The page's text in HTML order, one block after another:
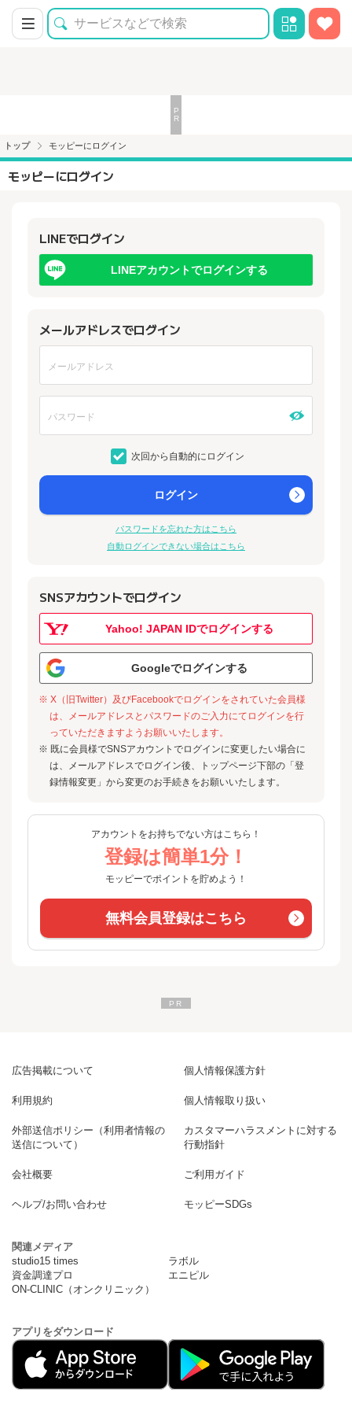
トップ モッピーにログイン
モッピーにログイン
LINEでログイン
LINEアカウントでログインする
メールアドレスでログイン
次回から自動的にログイン
ログイン
パスワードを忘れた方はこちら
自動ログインできない場合はこちら
SNSアカウントでログイン
Yahoo! JAPAN IDでログインする
Googleでログインする
※ X（旧Twitter）及びFacebookでログインをされていた会員様
は、メールアドレスとパスワードのご入力にてログインを行
っていただきますようお願いいたします。
※ 既に会員様でSNSアカウントでログインに変更したい場合に
は、メールアドレスでログイン後、トップページ下部の「登
録情報変更」から変更のお手続きをお願いいたします。
アカウントをお持ちでない方はこちら！
登録は簡単1分！
モッピーでポイントを貯めよう！
無料会員登録はこちら
広告掲載について 個人情報保護方針
利用規約 個人情報取り扱い
外部送信ポリシー（利用者情報の
送信について）
カスタマーハラスメントに対する
行動指針
会社概要 ご利用ガイド
ヘルプ/お問い合わせ モッピーSDGs
関連メディア
studio15 times
ラボル
資金調達プロ
エニピル
ON-CLINIC（オンクリニック）
アプリをダウンロード